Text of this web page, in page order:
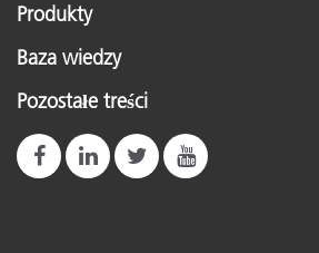
Produkty
Baza wiedzy
Pozostałe treści